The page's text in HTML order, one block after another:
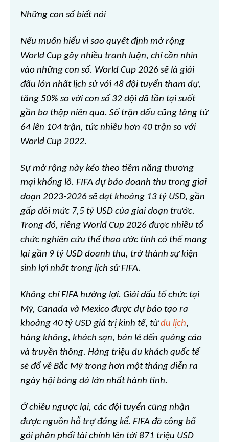
Những con số biết nói
Nếu muốn hiểu vì sao quyết định mở rộng
World Cup gây nhiều tranh luận, chỉ cần nhìn
vào những con số. World Cup 2026 sẽ là giải
đấu lớn nhất lịch sử với 48 đội tuyển tham dự,
tăng 50% so với con số 32 đội đã tồn tại suốt
gần ba thập niên qua. Số trận đấu cũng tăng từ
64 lên 104 trận, tức nhiều hơn 40 trận so với
World Cup 2022.
Sự mở rộng này kéo theo tiềm năng thương
mại khổng lồ. FIFA dự báo doanh thu trong giai
đoạn 2023-2026 sẽ đạt khoảng 13 tỷ USD, gần
gấp đôi mức 7,5 tỷ USD của giai đoạn trước.
Trong đó, riêng World Cup 2026 được nhiều tổ
chức nghiên cứu thể thao ước tính có thể mang
lại gần 9 tỷ USD doanh thu, trở thành sự kiện
sinh lợi nhất trong lịch sử FIFA.
Không chỉ FIFA hưởng lợi. Giải đấu tổ chức tại
Mỹ, Canada và Mexico được dự báo tạo ra
khoảng 40 tỷ USD giá trị kinh tế, từdu lịch,
hàng không, khách sạn, bán lẻ đến quảng cáo
và truyền thông. Hàng triệu du khách quốc tế
sẽ đổ về Bắc Mỹ trong hơn một tháng diễn ra
ngày hội bóng đá lớn nhất hành tinh.
Ở chiều ngược lại, các đội tuyển cũng nhận
được nguồn hỗ trợ đáng kể. FIFA đã công bố
gói phân phối tài chính lên tới 871 triệu USD